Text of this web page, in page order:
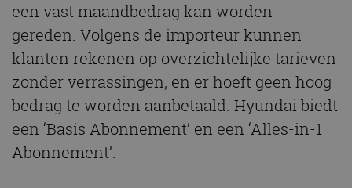
een vast maandbedrag kan worden
gereden. Volgens de importeur kunnen
klanten rekenen op overzichtelijke tarieven
zonder verrassingen, en er hoeft geen hoog
bedrag te worden aanbetaald. Hyundai biedt
een ‘Basis Abonnement’ en een ‘Alles-in-1
Abonnement’.